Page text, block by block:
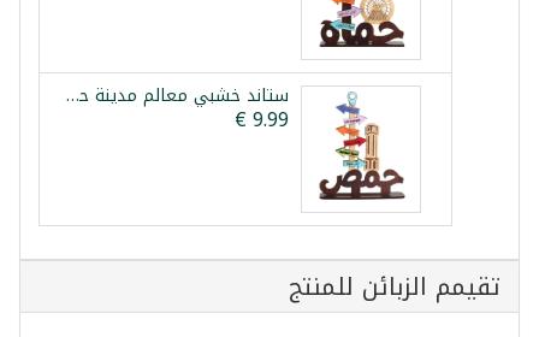
ستاند خشبي معالم مدينة حمص
تقيمم الزبائن للمنتج